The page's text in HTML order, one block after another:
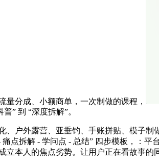
量分成、小额商单，一次制做的课程，
” 到 “深度拆解”。
户外露营、亚垂钓、手账拼贴、模子制
痛点拆解 - 学问点 - 总结” 四步模板，：
立本人的焦点劣势。让用户正在看故事